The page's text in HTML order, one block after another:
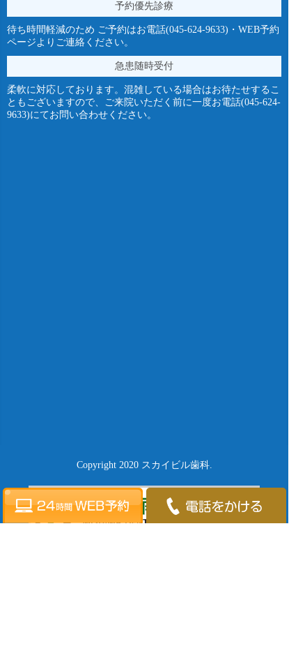
予約優先診療
待ち時間軽減のため ご予約はお電話(045-624-9633)・ WEB予約
ページよりご連絡ください。
急患随時受付
柔軟に対応しております。混雑している場合はお待たせするこ
ともございますので、ご来院いただく前に一度お電話(045-624-
9633)にてお問い合わせください。
Copyright 2020 スカイビル歯科.